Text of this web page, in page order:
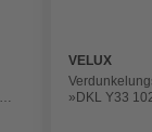
VELUX
»DKL Y33